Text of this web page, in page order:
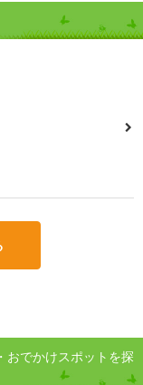
おでかけスポットを探